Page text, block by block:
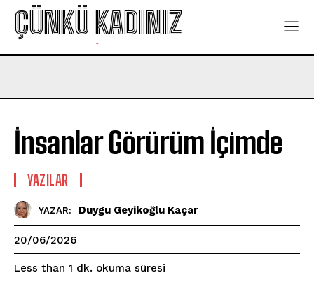
ÇÜNKÜ KADINIZ
-
İnsanlar Görürüm İçimde
YAZILAR
YAZAR: Duygu Geyikoğlu Kaçar
20/06/2026
Less than 1 dk. okuma süresi